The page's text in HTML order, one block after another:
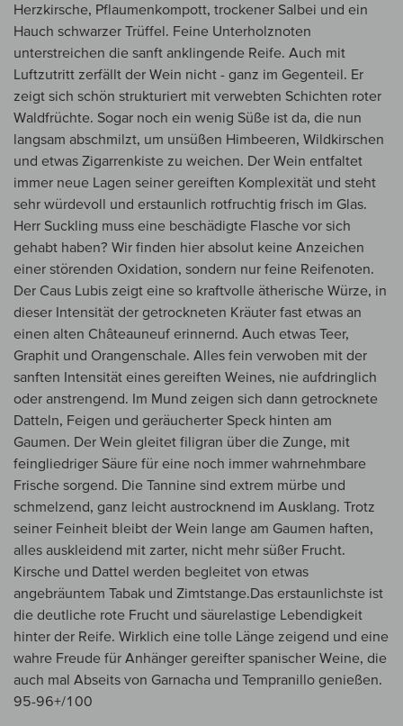
Herzkirsche, Pflaumenkompott, trockener Salbei und ein
Hauch schwarzer Trüffel. Feine Unterholznoten
unterstreichen die sanft anklingende Reife. Auch mit
Luftzutritt zerfällt der Wein nicht - ganz im Gegenteil. Er
zeigt sich schön strukturiert mit verwebten Schichten roter
Waldfrüchte. Sogar noch ein wenig Süße ist da, die nun
langsam abschmilzt, um unsüßen Himbeeren, Wildkirschen
und etwas Zigarrenkiste zu weichen. Der Wein entfaltet
immer neue Lagen seiner gereiften Komplexität und steht
sehr würdevoll und erstaunlich rotfruchtig frisch im Glas.
Herr Suckling muss eine beschädigte Flasche vor sich
gehabt haben? Wir finden hier absolut keine Anzeichen
einer störenden Oxidation, sondern nur feine Reifenoten.
Der Caus Lubis zeigt eine so kraftvolle ätherische Würze, in
dieser Intensität der getrockneten Kräuter fast etwas an
einen alten Châteauneuf erinnernd. Auch etwas Teer,
Graphit und Orangenschale. Alles fein verwoben mit der
sanften Intensität eines gereiften Weines, nie aufdringlich
oder anstrengend. Im Mund zeigen sich dann getrocknete
Datteln, Feigen und geräucherter Speck hinten am
Gaumen. Der Wein gleitet filigran über die Zunge, mit
feingliedriger Säure für eine noch immer wahrnehmbare
Frische sorgend. Die Tannine sind extrem mürbe und
schmelzend, ganz leicht austrocknend im Ausklang. Trotz
seiner Feinheit bleibt der Wein lange am Gaumen haften,
alles auskleidend mit zarter, nicht mehr süßer Frucht.
Kirsche und Dattel werden begleitet von etwas
angebräuntem Tabak und Zimtstange.Das erstaunlichste ist
die deutliche rote Frucht und säurelastige Lebendigkeit
hinter der Reife. Wirklich eine tolle Länge zeigend und eine
wahre Freude für Anhänger gereifter spanischer Weine, die
auch mal Abseits von Garnacha und Tempranillo genießen.
95-96+/100